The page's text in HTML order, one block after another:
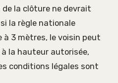
la clôture ne devrait
la règle nationale
à 3 mètres, le voisin peut
la hauteur autorisée,
conditions légales sont